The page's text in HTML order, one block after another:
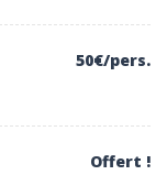
50€/pers.
Offert !